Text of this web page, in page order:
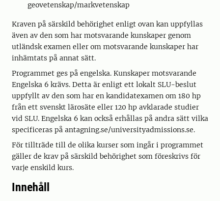
geovetenskap/markvetenskap
Kraven på särskild behörighet enligt ovan kan uppfyllas
även av den som har motsvarande kunskaper genom
utländsk examen eller om motsvarande kunskaper har
inhämtats på annat sätt.
Programmet ges på engelska. Kunskaper motsvarande
Engelska 6 krävs. Detta är enligt ett lokalt SLU-beslut
uppfyllt av den som har en kandidatexamen om 180 hp
från ett svenskt lärosäte eller 120 hp avklarade studier
vid SLU. Engelska 6 kan också erhållas på andra sätt vilka
specificeras på antagning.se/universityadmissions.se.
För tillträde till de olika kurser som ingår i programmet
gäller de krav på särskild behörighet som föreskrivs för
varje enskild kurs.
Innehåll